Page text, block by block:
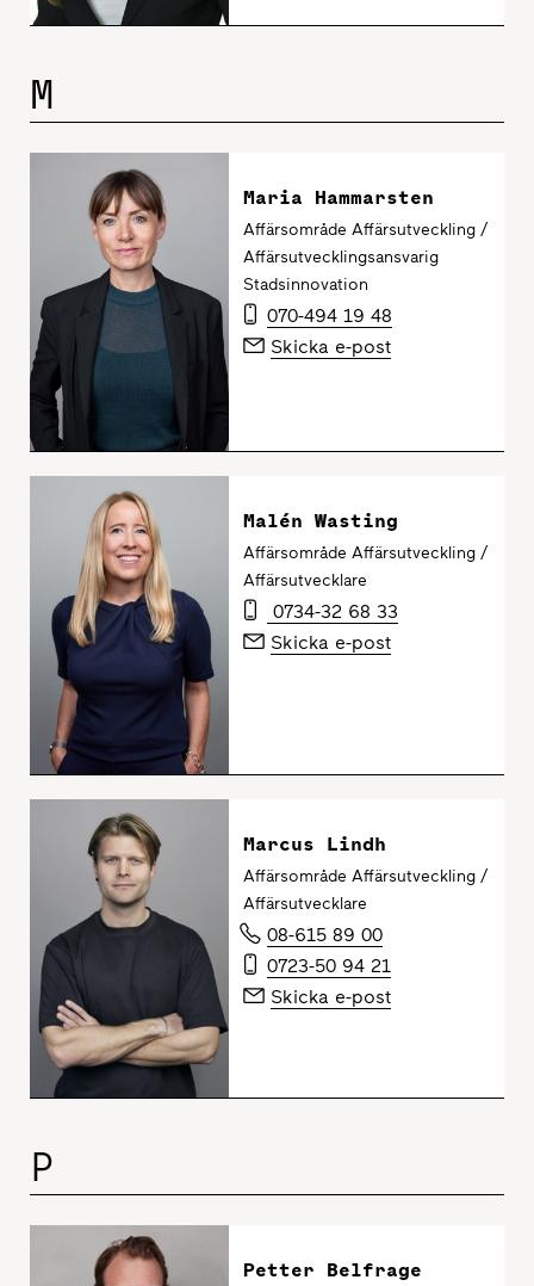
M
Maria Hammarsten
Affärsområde Affärsutveckling /
Affärsutvecklingsansvarig
Stadsinnovation
070-494 19 48
Skicka e-post
Malén Wasting
Affärsområde Affärsutveckling /
Affärsutvecklare
0734-32 68 33
Skicka e-post
Marcus Lindh
Affärsområde Affärsutveckling /
Affärsutvecklare
08-615 89 00
0723-50 94 21
Skicka e-post
P
Petter Belfrage